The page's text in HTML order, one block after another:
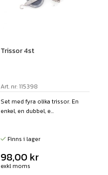
Trissor 4st
Art. nr: 115398
Set med fyra olika trissor. En
enkel, en dubbel, e...
Finns i lager
98,00 kr
exkl moms